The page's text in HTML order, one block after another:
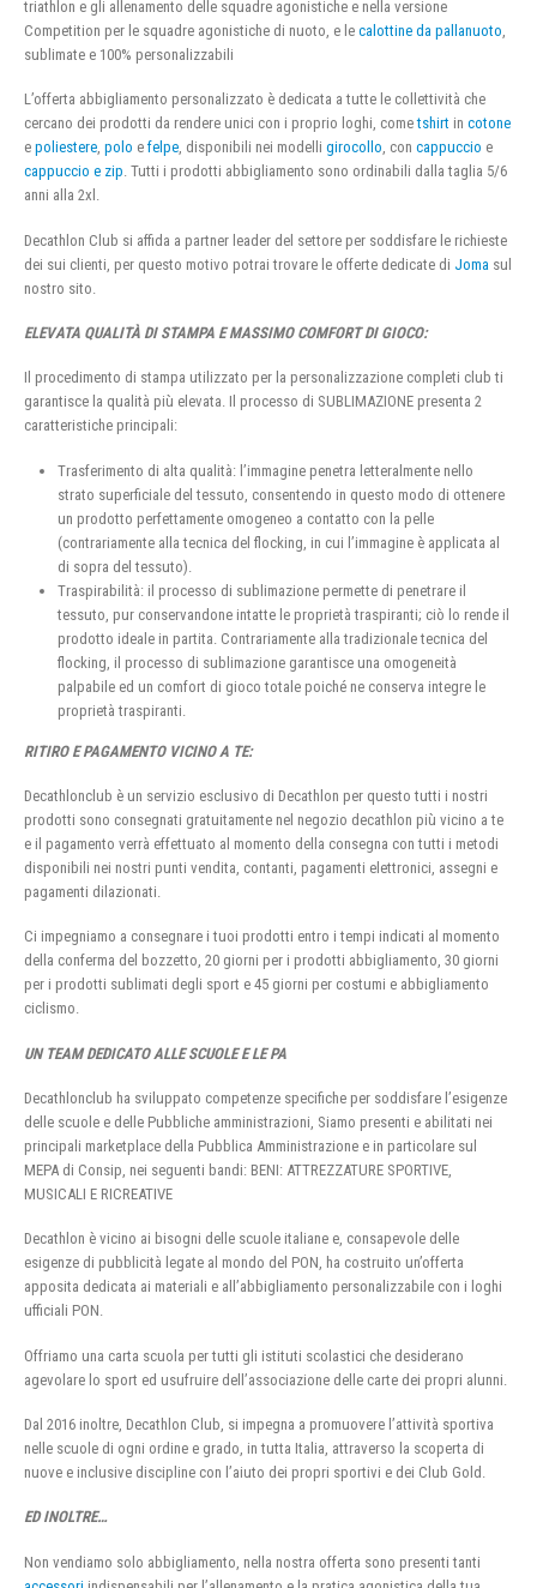
triathlon e gli allenamento delle squadre agonistiche e nella versione
Competition per le squadre agonistiche di nuoto, e le calottine da pallanuoto,
sublimate e 100% personalizzabili
L’offerta abbigliamento personalizzato è dedicata a tutte le collettività che
cercano dei prodotti da rendere unici con i proprio loghi, cometshirt in cotone
e poliestere, polo e felpe, disponibili nei modelli girocollo, con cappuccio e
cappuccio e zip. Tutti i prodotti abbigliamento sono ordinabili dalla taglia 5/6
anni alla 2xl.
Decathlon Club si affida a partner leader del settore per soddisfare le richieste
dei sui clienti, per questo motivo potrai trovare le offerte dedicate di Joma sul
nostro sito.
ELEVATA QUALITÀ DI STAMPA E MASSIMO COMFORT DI GIOCO:
Il procedimento di stampa utilizzato per la personalizzazione completi club ti
garantisce la qualità più elevata. Il processo di SUBLIMAZIONE presenta 2
caratteristiche principali:
Trasferimento di alta qualità: l’immagine penetra letteralmente nello
strato superficiale del tessuto, consentendo in questo modo di ottenere
un prodotto perfettamente omogeneo a contatto con la pelle
(contrariamente alla tecnica del flocking, in cui l’immagine è applicata al
di sopra del tessuto).
Traspirabilità: il processo di sublimazione permette di penetrare il
tessuto, pur conservandone intatte le proprietà traspiranti; ciò lo rende il
prodotto ideale in partita. Contrariamente alla tradizionale tecnica del
flocking, il processo di sublimazione garantisce una omogeneità
palpabile ed un comfort di gioco totale poiché ne conserva integre le
proprietà traspiranti.
RITIRO E PAGAMENTO VICINO A TE:
Decathlonclub è un servizio esclusivo di Decathlon per questo tutti i nostri
prodotti sono consegnati gratuitamente nel negozio decathlon più vicino a te
e il pagamento verrà effettuato al momento della consegna con tutti i metodi
disponibili nei nostri punti vendita, contanti, pagamenti elettronici, assegni e
pagamenti dilazionati.
Ci impegniamo a consegnare i tuoi prodotti entro i tempi indicati al momento
della conferma del bozzetto, 20 giorni per i prodotti abbigliamento, 30 giorni
per i prodotti sublimati degli sport e 45 giorni per costumi e abbigliamento
ciclismo.
UN TEAM DEDICATO ALLE SCUOLE E LE PA
Decathlonclub ha sviluppato competenze specifiche per soddisfare l’esigenze
delle scuole e delle Pubbliche amministrazioni, Siamo presenti e abilitati nei
principali marketplace della Pubblica Amministrazione e in particolare sul
MEPA di Consip, nei seguenti bandi: BENI: ATTREZZATURE SPORTIVE,
MUSICALI E RICREATIVE
Decathlon è vicino ai bisogni delle scuole italiane e, consapevole delle
esigenze di pubblicità legate al mondo del PON, ha costruito un’offerta
apposita dedicata ai materiali e all’abbigliamento personalizzabile con i loghi
ufficiali PON.
Offriamo una carta scuola per tutti gli istituti scolastici che desiderano
agevolare lo sport ed usufruire dell’associazione delle carte dei propri alunni.
Dal 2016 inoltre, Decathlon Club, si impegna a promuovere l’attività sportiva
nelle scuole di ogni ordine e grado, in tutta Italia, attraverso la scoperta di
nuove e inclusive discipline con l’aiuto dei propri sportivi e dei Club Gold.
ED INOLTRE…
Non vendiamo solo abbigliamento, nella nostra offerta sono presenti tanti